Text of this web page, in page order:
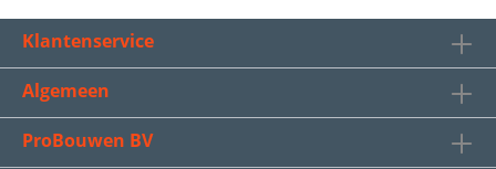
Klantenservice
Algemeen
ProBouwen BV